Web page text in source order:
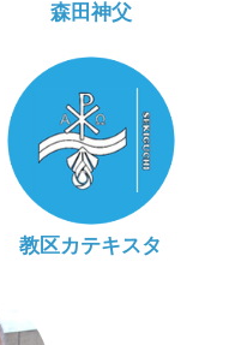
森田神父
教区カテキスタ